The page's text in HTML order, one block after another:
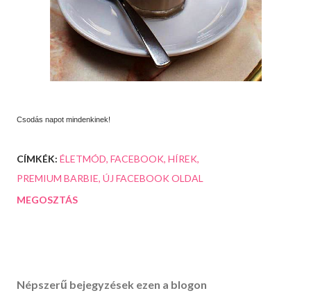
Csodás napot mindenkinek!
CÍMKÉK: ÉLETMÓD FACEBOOK HÍREK
PREMIUM BARBIE ÚJ FACEBOOK OLDAL
MEGOSZTÁS
Népszerű bejegyzések ezen a blogon